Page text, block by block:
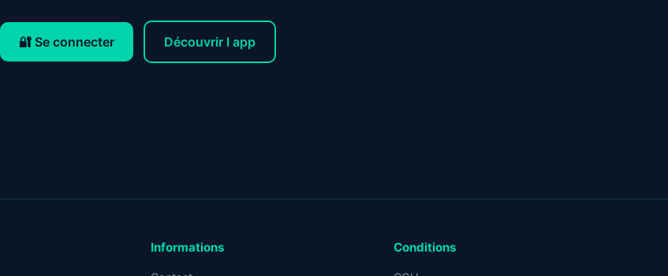
🔐 Se connecter Découvrir l app
Informations Conditions